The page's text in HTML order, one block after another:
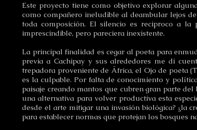
Este proyecto tiene como objetivo explorar
como compañero ineludible al deambular lejos
toda composición. El silencio es reciproco a la
imprescindible, pero pareciera inexistente.
La principal finalidad es cegar al poeta para
previa a Cachipay y sus alrededores me di
trepadora proveniente de África, el Ojo de poeta
es la culpable. Por falta de conocimiento y
paisaje creando mantos que cubren gran parte
una alternativa para volver productiva esta
desde el arte mitigar una invasión biológica? ¿la
para establecer normas que protejan los bosques